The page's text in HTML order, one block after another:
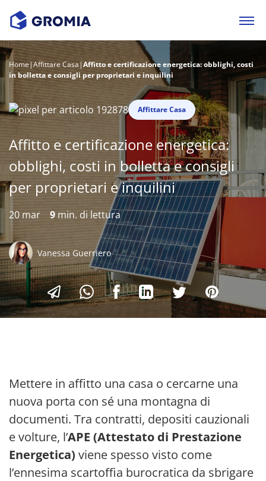
Home|Affittare Casa|Affitto e certificazione energetica: obblighi, costi
in bolletta e consigli per proprietari e inquilini
Affittare Casa
Affitto e certificazione energetica:
obblighi, costi in bolletta e consigli
per proprietari e inquilini
20 mar 9 min. di lettura
Vanessa Guerriero
Mettere in affitto una casa o cercarne una
nuova porta con sé una montagna di
documenti. Tra contratti, depositi cauzionali
e volture, l’APE (Attestato di Prestazione
Energetica) viene spesso visto come
l’ennesima scartoffia burocratica da sbrigare